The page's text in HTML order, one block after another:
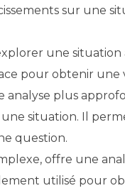
sur une
une
pour obtenir une
analyse plus
situation. Il
question.
offre une
utilisé pour